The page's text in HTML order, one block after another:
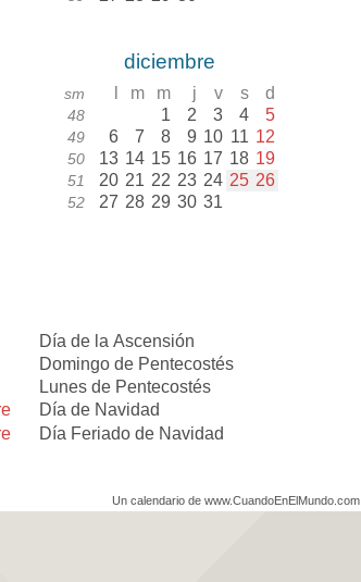
diciembre
sm m m j v s d
48 1 2 3 4 5
49 6 7 8 9 10 11 12
50 13 14 15 16 17 18 19
51 20 21 22 23 24 25 26
52 27 28 29 30 31
Día de la Ascensión
Domingo de Pentecostés
Lunes de Pentecostés
Día de Navidad
Día Feriado de Navidad
Un calendario de www.CuandoEnElMundo.com